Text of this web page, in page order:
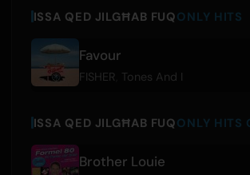
ISSA QED JILGĦAB FUQONLY HITS
Favour
FISHER Tones And I
ISSA QED JILGĦAB FUQONLY HITS
Brother Louie